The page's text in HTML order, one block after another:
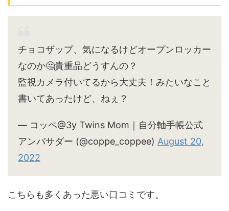
チョコザップ、気になるけどオープンロッカー
なのか🤔貴重品どうすんの？
監視カメラ付いてるから大丈夫！みたいなこと
書いてあったけど、ねぇ？
— コッペ@3y Twins Mom｜自分軸手帳公式
アンバサダー (@coppe_coppee) August 20,
2022
こちらも多くあった悪い口コミです。